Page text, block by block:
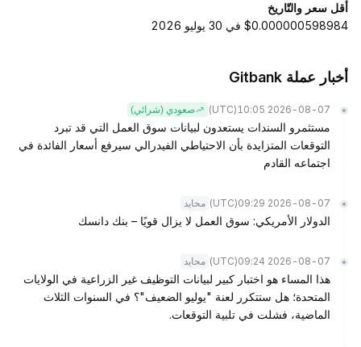
أقل سعر والتّاريخ
$0.000000598984 في 30 يوليو 2026
أخبار عملة Gitbank
2026-08-07 10:05
(UTC) صعودي (شرائي)
مستثمرو السندات يستعدون لبيانات سوق العمل التي قد تبرد
التوقعات المتزايدة بأن الاحتياطي الفيدرالي سيرفع أسعار الفائدة في
اجتماعه القادم
2026-08-07 09:29
(UTC) محايد
الدولار الأمريكي: سوق العمل لا يزال قويًا – بنك دانسك
2026-08-07 09:24
(UTC) محايد
هذا المساء هو اختبار كبير لبيانات التوظيف غير الزراعية في الولايات
المتحدة؛ هل ستتكرر لعنة "يوليو الضعيف"؟ في السنوات الثلاث
الماضية، فشلت في تلبية التوقعات.